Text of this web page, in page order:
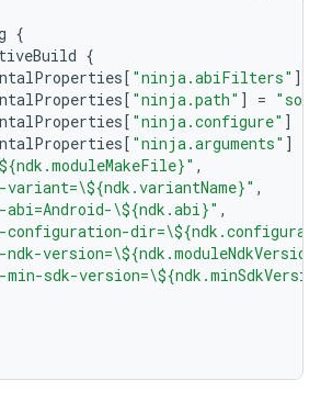
{
{
[ "ninja.abiFilters" ]
[ "ninja.path" ] =
[ "ninja.configure" ]
[ "ninja.arguments" ]
,
,
\${ndk.abi}" ,
sdk-